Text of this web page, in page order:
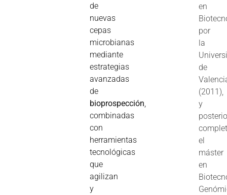
de
nuevas
cepas
microbianas
mediante
estrategias
avanzadas
de
bioprospección
combinadas
con
herramientas
tecnológicas
que
agilizan
y
en
por
la
de
(2011),
y
el
máster
en